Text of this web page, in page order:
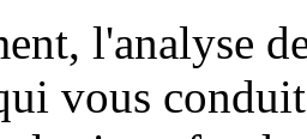
l'analyse
vous